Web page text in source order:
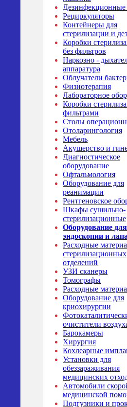
Рециркуляторы
Контейнеры для
стерилизации и
Коробки
без фильтров
Наркозно -
аппаратура
Облучатели
Физиотерапия
Лабораторное
Коробки
фильтрами
Столы
Отоларингология
Мебель
Акушерство и
Диагностическое
оборудование
Офтальмология
Оборудование для
реанимации
Рентгеновское
Шкафы сушильно-
стерилизационные
Оборудование для
эндоскопии и
Расходные
стерилизационных
отделений
УЗИ сканеры
Томографы
Расходные
Оборудование для
криохирургии
очистители
Барокамеры
Хирургия
Кохлеарные
Установки для
обеззараживания
медицинских
Автомобили
медицинской
Подгузники и